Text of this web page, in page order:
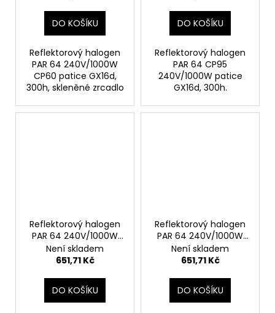
DO KOŠÍKU
Reflektorový halogen
PAR 64 240V/1000W
CP60 patice GX16d,
300h, skleněné zrcadlo
DO KOŠÍKU
Reflektorový halogen
PAR 64 CP95
240V/1000W patice
GX16d, 300h.
Reflektorový halogen
PAR 64 240V/1000W
CP62 patice GX16d
Není skladem
651,71 Kč
DO KOŠÍKU
Reflektorový halogen
PAR 64 240V/1000W
CP60 patice GX16d
Není skladem
651,71 Kč
DO KOŠÍKU